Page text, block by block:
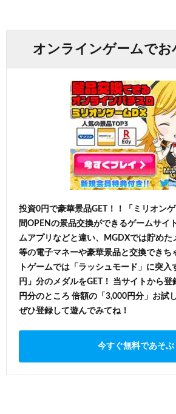
オンラインゲームでお
投資0円で豪華景品GET！！「ミリオン
間OPENの景品交換ができるゲームサイ
ムアプリなどと違い、MGDXでは貯めた
等の電子マネーや豪華景品と交換できち
トゲームでは「ラッシュモード」に突入
円」分のメダルをGET！ 当サイトから
円分のところ 倍額の「3,000円分」お試
ぜひ登録して遊んでみてね！
今すぐ無料であそぶ